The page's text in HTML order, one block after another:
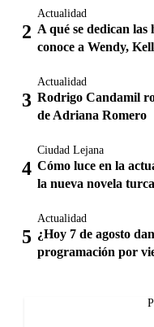
Actualidad
A qué se dedican
conoce a Wendy,
Actualidad
Rodrigo Candamil
de Adriana Romero
Ciudad Lejana
Cómo luce en la
la nueva novela
Actualidad
¿Hoy 7 de agosto
programación por